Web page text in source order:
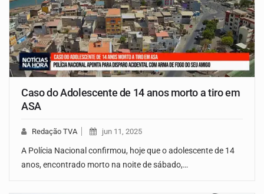
Caso do Adolescente de 14 anos morto a tiro em
ASA
Redação TVA jun 11, 2025
A Polícia Nacional confirmou, hoje que o adolescente de 14
anos, encontrado morto na noite de sábado,…